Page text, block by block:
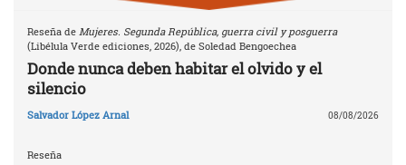
Reseña de Mujeres. Segunda República, guerra civil y posguerra
(Libélula Verde ediciones, 2026), de Soledad Bengoechea
Donde nunca deben habitar el olvido y el
silencio
Salvador López Arnal 08/08/2026
Reseña